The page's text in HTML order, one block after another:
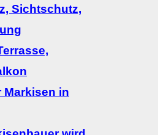
Sichtschutz,
in